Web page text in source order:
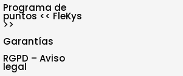
Programa de
puntos << FleKys
>>
Garantías
RGPD – Aviso
legal